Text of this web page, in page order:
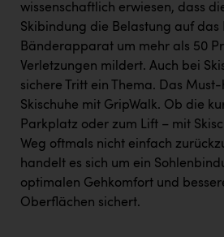
wissenschaftlich erwiesen, dass
Skibindung die Belastung auf das
Bänderapparat um mehr als 50
Verletzungen mildert. Auch bei
sichere Tritt ein Thema. Das
Skischuhe mit GripWalk. Ob die
Parkplatz oder zum Lift – mit
Weg oftmals nicht einfach
handelt es sich um ein
optimalen Gehkomfort und
Oberflächen sichert.